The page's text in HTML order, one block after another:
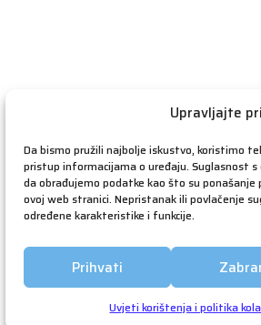
Upravljajte
Da bismo pružili najbolje iskustvo, koristimo
pristup informacijama o uređaju. Suglasnost
da obrađujemo podatke kao što su
ovoj web stranici. Nepristanak ili povlačenje
određene karakteristike i funkcije.
Prihvati
Uvjeti korištenja i politika
rujan 2018
srpanj 2018
lipanj 2018
svibanj 2018
ožujak 2018
siječanj 2018
prosinac